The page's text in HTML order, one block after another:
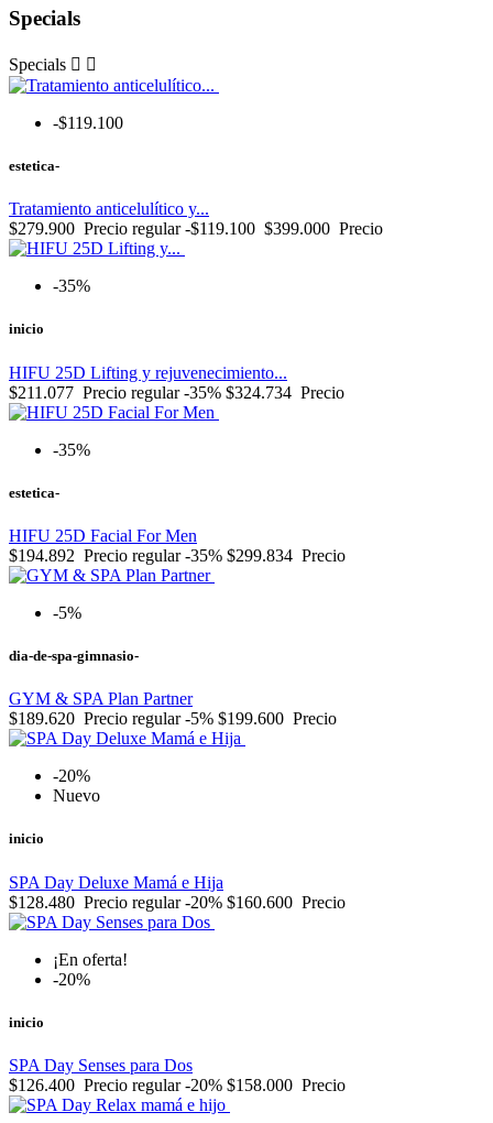
Specials
Specials  
-$119.100
estetica-
Tratamiento anticelulítico y...
$279.900 Precio regular-$119.100 $399.000 Precio
-35%
inicio
HIFU 25D Lifting y rejuvenecimiento...
$211.077 Precio regular-35% $324.734 Precio
-35%
estetica-
HIFU 25D Facial For Men
$194.892 Precio regular-35% $299.834 Precio
-5%
dia-de-spa-gimnasio-
GYM & SPA Plan Partner
$189.620 Precio regular-5% $199.600 Precio
-20%
Nuevo
inicio
SPA Day Deluxe Mamá e Hija
$128.480 Precio regular-20% $160.600 Precio
¡En oferta!
-20%
inicio
SPA Day Senses para Dos
$126.400 Precio regular-20% $158.000 Precio